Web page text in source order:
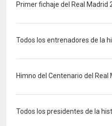
Primer fichaje del Real Madrid
Todos los entrenadores de la
Himno del Centenario del Real
Todos los presidentes de la